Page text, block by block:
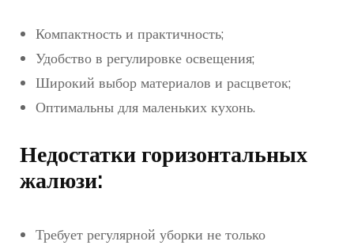
Компактность и практичность;
Удобство в регулировке освещения;
Широкий выбор материалов и расцветок;
Оптимальны для маленьких кухонь.
Недостатки горизонтальных
жалюзи:
Требует регулярной уборки не только